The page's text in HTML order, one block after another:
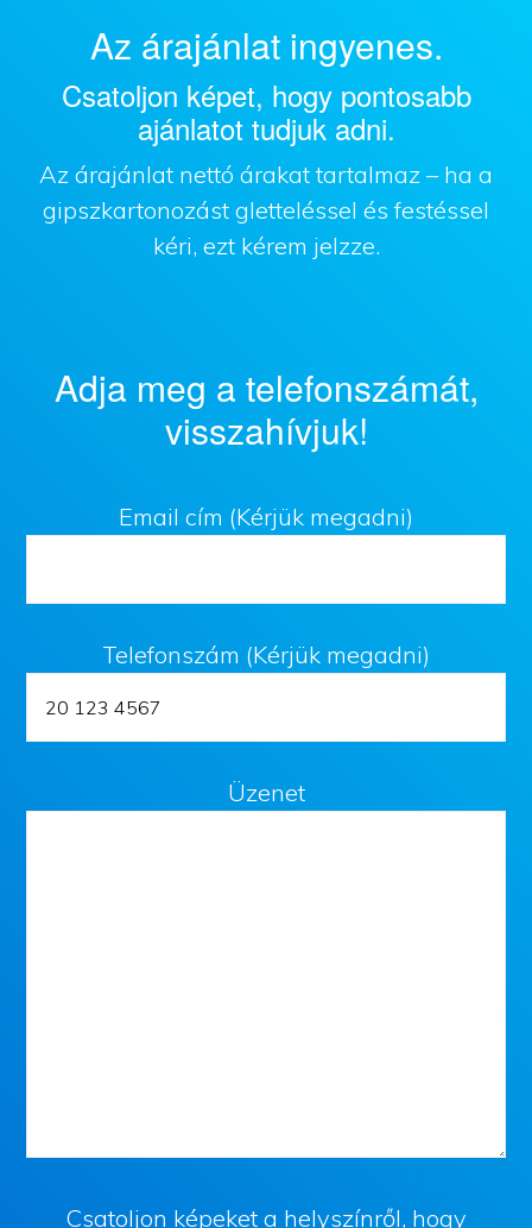
Az árajánlat ingyenes.
Csatoljon képet, hogy pontosabb
ajánlatot tudjuk adni.
Az árajánlat nettó árakat tartalmaz – ha a
gipszkartonozást gletteléssel és festéssel
kéri, ezt kérem jelzze.
Adja meg a telefonszámát,
visszahívjuk!
Email cím (Kérjük megadni)
Telefonszám (Kérjük megadni)
Üzenet
Csatoljon képeket a helyszínről, hogy